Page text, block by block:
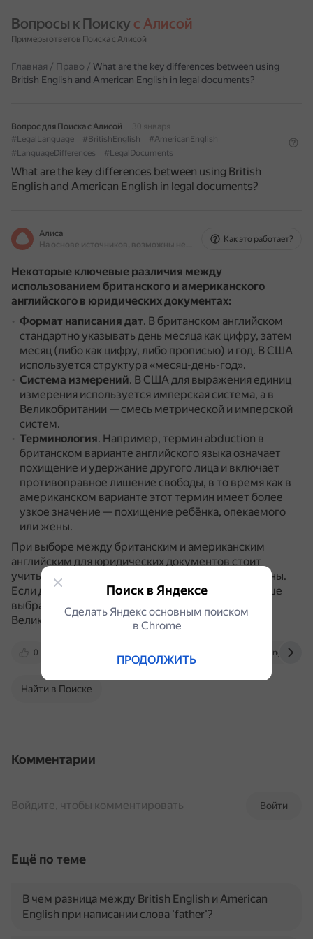
Вопросы к Поиску с Алисой
Примеры ответов Поиска с Алисой
Главная / Право / What are the key differences between using
British English and American English in legal documents?
Вопрос для Поиска с Алисой
30 января
#LegalLanguage
#BritishEnglish
#AmericanEnglish
#LanguageDifferences
#LegalDocuments
What are the key differences between using British
English and American English in legal documents?
Алиса
На основе источников, возможны неточности
Как это работает?
Некоторые ключевые различия между
использованием британского и американского
английского в юридических документах:
Формат написания дат. В британском английском
стандартно указывать день месяца как цифру, затем
месяц (либо как цифру, либо прописью) и год. В США
используется структура «месяц-день-год».
Система измерений. В США для выражения единиц
измерения используется имперская система, а в
Великобритании — смесь метрической и имперской
систем.
Терминология. Например, термин abduction в
британском варианте английского языка означает
похищение и удержание другого лица и включает
противоправное лишение свободы, в то время как в
американском варианте этот термин имеет более
узкое значение — похищение ребёнка, опекаемого
или жены.
При выборе между британским и американским
английским для юридических документов стоит
учитывать, для какой аудитории они предназначены.
Если документ будет использоваться в США, лучше
выбрать американский вариант, а если в
Великобритании или в Европе — британский.
0 english.stackexchange.com
Найти в Поиске
Комментарии
Войти
Войдите, чтобы комментировать
Ещё по теме
В чем разница между British English и American
English при написании слова 'father'?
Поиск в Яндексе
Сделать Яндекс основным поиском
в Сhrome
ПРОДОЛЖИТЬ